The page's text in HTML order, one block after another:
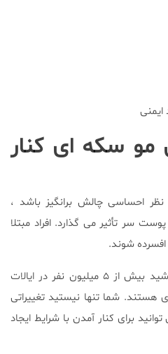
مو سکه ای کنار
احساسی چالش برانگیز باشد ،
سر تأثیر می گذارد. افراد مبتلا
شوند.
مهم است که به خاطر داشته باشید بیش از ۵ میلیون نفر در ایالات
هستند. شما تنها نیستید تغییراتی
برای کنار آمدن با شرایط ایجاد